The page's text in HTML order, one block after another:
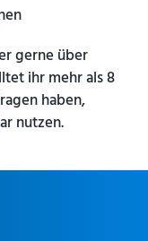
gerne über
ihr mehr als 8
haben,
nutzen.